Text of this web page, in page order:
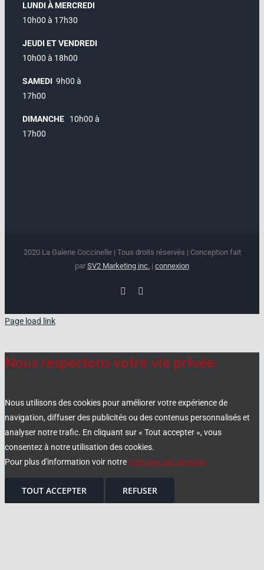
LUNDI À MERCREDI
10h00 à 17h30
JEUDI ET VENDREDI
10h00 à 18h00
SAMEDI 9h00 à
17h00
DIMANCHE 10h00 à
17h00
2020 La Galerie Coccinelle | Tous droits réservés | Conception fait
par SV2 Marketing inc. | connexion
Facebook
Page load link
Nous respectons votre vie privée.
Nous utilisons des cookies pour améliorer votre expérience de
navigation, diffuser des publicités ou des contenus personnalisés et
analyser notre trafic. En cliquant sur « Tout accepter », vous
consentez à notre utilisation des cookies.
Pour plus d'information voir notre Politique des témoins
TOUT ACCEPTER REFUSER